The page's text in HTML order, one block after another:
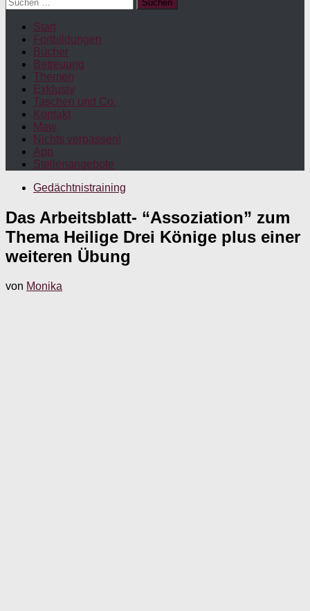
nach:
Start
Fortbildungen
Bücher
Betreuung
Themen
Exklusiv
Taschen und Co.
Kontakt
Maw
Nichts verpassen!
App
Stellenangebote
Gedächtnistraining
Das Arbeitsblatt- “Assoziation” zum
Thema Heilige Drei Könige plus einer
weiteren Übung
von Monika